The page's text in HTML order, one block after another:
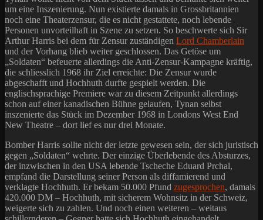
um eine Inszenierung. Nun existierte damals in Grossbritannien
noch eine Theaterzensur, die es nicht gestattete, noch lebende
Personen unvorteilhaft in Szene zu setzen. So beschwerte sich Sir
Arthur Harris bei dem für Zensur zuständigen Lord Chamberlain
und der Vorhang blieb weiter geschlossen. Das Getöse um
„Soldaten“ befeuerte allerdings die Anti-Zensur-Kampagne kräftig,
die schliesslich 1968 ihr Ziel erreichte: Die Zensur wurde
abgeschafft und Hochhuth durfte gespielt werden. Die
englischsprachige Premiere war zu diesem Zeitpunkt allerdings
schon auf einer kanadischen Bühne gelaufen, Tynan selbst
inszenierte das Stück im Dezember 1968 in Londons West End
New Theatre – dort lief es nur drei Monate.
Bomber Harris sollte nicht der letzte gewesen sein, der sich juristisch
gegen „Soldaten“ wehrte. Der einzige Überlebende des Absturzes,
der inzwischen in den USA lebende Tscheche Eduard Prchal,
empfand die Darstellung seiner Person als diffamierend und
verklagte Hochhuth. Er bekam 50.000 Pfund zugesprochen, damals
420.000 DM – Hochhuth, mit sicherem Wohnsitz in der Schweiz,
weigerte sich zu zahlen. Und noch einen weiteren – weitaus